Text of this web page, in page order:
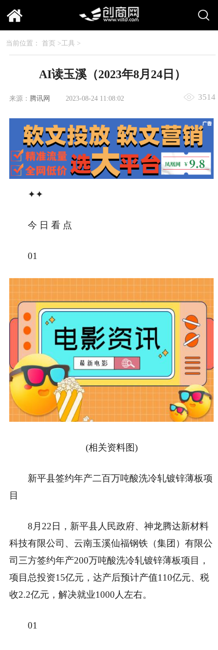
当前位置： 首页 >工具 >
AI读玉溪（2023年8月24日）
来源： 腾讯网 2023-08-24 11:08:02 3514
✦✦
今 日 看 点
01
(相关资料图)
新平县签约年产二百万吨酸洗冷轧镀锌薄板项
目
8月22日，新平县人民政府、神龙腾达新材料
科技有限公司、云南玉溪仙福钢铁（集团）有限公
司三方签约年产200万吨酸洗冷轧镀锌薄板项目，
项目总投资15亿元，达产后预计产值110亿元、税
收2.2亿元，解决就业1000人左右。
01